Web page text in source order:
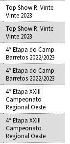
Top Show R. Vinte
Vinte 2023
Top Show R. Vinte
Vinte 2023
4ª Etapa do Camp.
Barretos 2022/2023
4ª Etapa do Camp.
Barretos 2022/2023
4ª Etapa XXIII
Campeonato
Regional Oeste
4ª Etapa XXIII
Campeonato
Regional Oeste